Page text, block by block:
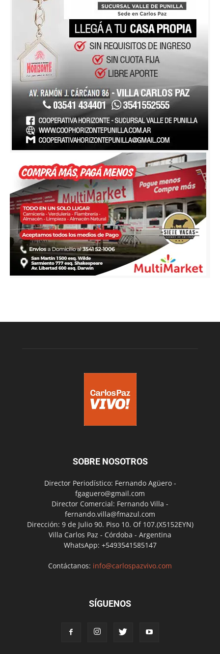
SOBRE NOSOTROS
Director Periodístico: Fernando Agüero -
fgaguero@gmail.com
Director Comercial: Fernando Villa -
fernando.villa@fmazul.com
Dirección: 9 de Julio 90. Piso 10. Of 107.(X5152EYN)
Villa Carlos Paz - Córdoba - Argentina
WhatsApp: +5493541585147
Contáctanos: info@carlospazvivo.com
SÍGUENOS